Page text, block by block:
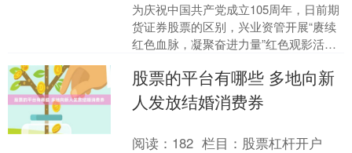
为庆祝中国共产党成立105周年，日前期
货证券股票的区别，兴业资管开展“赓续
红色血脉，凝聚奋进力量”红色观影活
史题材电影《四渡》....
股票的平台有哪些 多地向新
人发放结婚消费券
阅读： 182 栏目： 股票杠杆开户